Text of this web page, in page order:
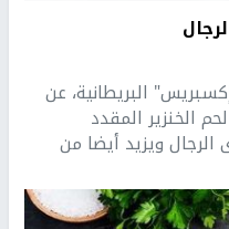
البريطانية، عن
الخنزير المقدد
الرجال ويزيد أيضا من